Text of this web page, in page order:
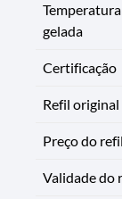
gelada
Certificação
Refil original
Preço do refil
Validade do